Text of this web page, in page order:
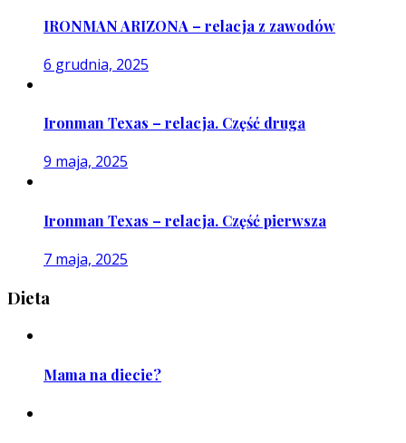
IRONMAN ARIZONA – relacja z zawodów
6 grudnia, 2025
Ironman Texas – relacja. Część druga
9 maja, 2025
Ironman Texas – relacja. Część pierwsza
7 maja, 2025
Dieta
Mama na diecie?